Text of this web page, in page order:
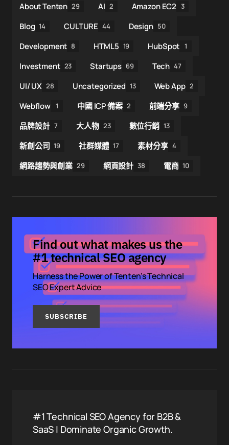
About Tenten 29 AI 2 Amazon EC2 3
Blog 14 CULTURE 44 Design 50
Development 8 HTML5 19 HubSpot 1
Investment 23 Startups 69 Tech 47
UI/ UX 28 Uncategorized 13 Web App 2
Webflow 1 中國 ICP 備案 2 前端分享 9
品牌設計 7 大人物 23 數位行銷 13
新創公司 19 社群媒體 17 素材分享 4
網路趨勢與創業 29 網頁設計 38 電商 10
Find out what makes us the
#1 technical SEO agency
Harness the Power of Tenten's Technical
SEO Expert Advice
SUBSCRIBE
#1 Technical SEO Agency for B2B &
SaaS | Dominate Organic Growth.